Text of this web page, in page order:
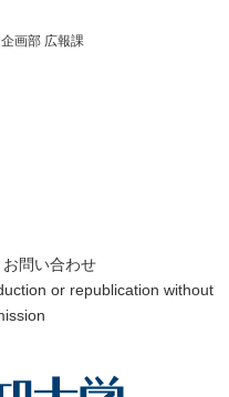
画部 広報課
お問い合わせ
or republication without